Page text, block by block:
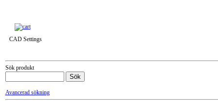
CAD Settings
Sök produkt
Avancerad sökning